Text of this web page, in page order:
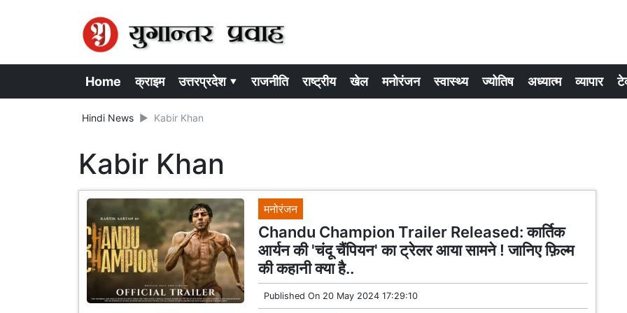
Home क्राइम उत्तरप्रदेश ▾ राजनीति राष्ट्रीय खेल मनोरंजन स्वास्थ्य ज्योतिष अध्यात्म व्यापार
Hindi News Kabir Khan
Kabir Khan
मनोरंजन
Chandu Champion Trailer Released: कार्तिक
आर्यन की 'चंदू चैंपियन' का ट्रेलर आया सामने ! जानिए फ़िल्म
की कहानी क्या है..
Published On 20 May 2024 17:29:10